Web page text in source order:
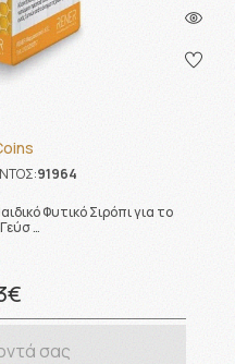
91964
Φυτικό Σιρόπι για το
…
σας